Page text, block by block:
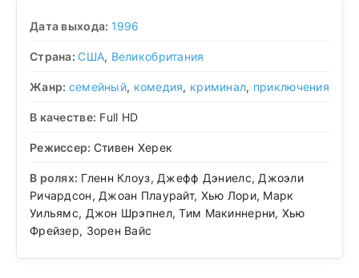
Дата выхода: 1996
Страна:США, Великобритания
Жанр: семейный, комедия, криминал, приключения
В качестве: Full HD
Режиссер: Стивен Херек
В ролях: Гленн Клоуз, Джефф Дэниелс, Джоэли
Ричардсон, Джоан Плаурайт, Хью Лори, Марк
Уильямс, Джон Шрэпнел, Тим Макиннерни, Хью
Фрейзер, Зорен Вайс